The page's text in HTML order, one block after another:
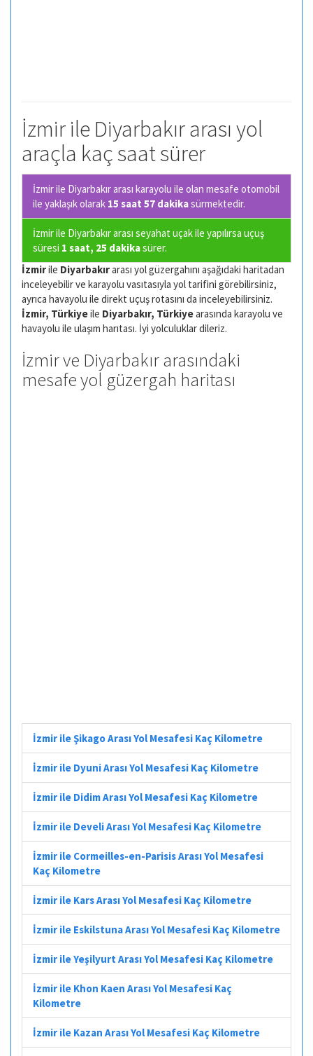
İzmir ile Diyarbakır arası yol
araçla kaç saat sürer
İzmir ile Diyarbakır arası karayolu ile olan mesafe otomobil
ile yaklaşık olarak 15 saat 57 dakikasürmektedir.
İzmir ile Diyarbakır arası seyahat uçak ile yapılırsa uçuş
süresi 1 saat, 25 dakikasürer.
İzmirile Diyarbakırarası yol güzergahını aşağıdaki haritadan
inceleyebilir ve karayolu vasıtasıyla yol tarifini görebilirsiniz,
ayrıca havayolu ile direkt uçuş rotasını da inceleyebilirsiniz.
İzmir, Türkiyeile Diyarbakır, Türkiyearasında karayolu ve
havayolu ile ulaşım harıtası. İyi yolculuklar dileriz.
İzmir ve Diyarbakır arasındaki
mesafe yol güzergah haritası
İzmir ile Şikago Arası Yol Mesafesi Kaç Kilometre
İzmir ile Dyuni Arası Yol Mesafesi Kaç Kilometre
İzmir ile Didim Arası Yol Mesafesi Kaç Kilometre
İzmir ile Develi Arası Yol Mesafesi Kaç Kilometre
İzmir ile Cormeilles-en-Parisis Arası Yol Mesafesi
Kaç Kilometre
İzmir ile Kars Arası Yol Mesafesi Kaç Kilometre
İzmir ile Eskilstuna Arası Yol Mesafesi Kaç Kilometre
İzmir ile Yeşilyurt Arası Yol Mesafesi Kaç Kilometre
İzmir ile Khon Kaen Arası Yol Mesafesi Kaç
Kilometre
İzmir ile Kazan Arası Yol Mesafesi Kaç Kilometre